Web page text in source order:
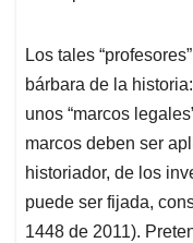
Los tales
bárbara de la
unos “marcos
marcos deben ser
historiador, de los
puede ser fijada,
1448 de 2011).